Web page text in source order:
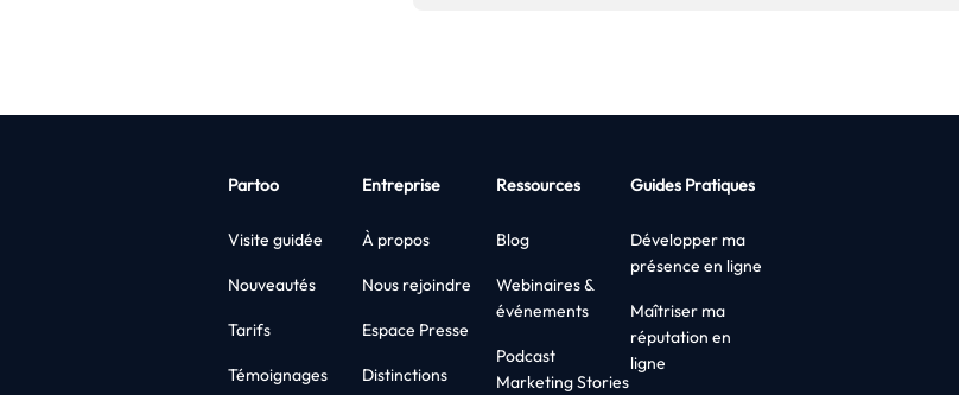
Partoo
Visite guidée
Nouveautés
Tarifs
Témoignages
Entreprise
À propos
Nous rejoindre
Espace Presse
Distinctions
Ressources
Blog
Webinaires &
événements
Podcast
Marketing Stories
Guides Pratiques
Développer ma
présence en ligne
Maîtriser ma
réputation en
ligne